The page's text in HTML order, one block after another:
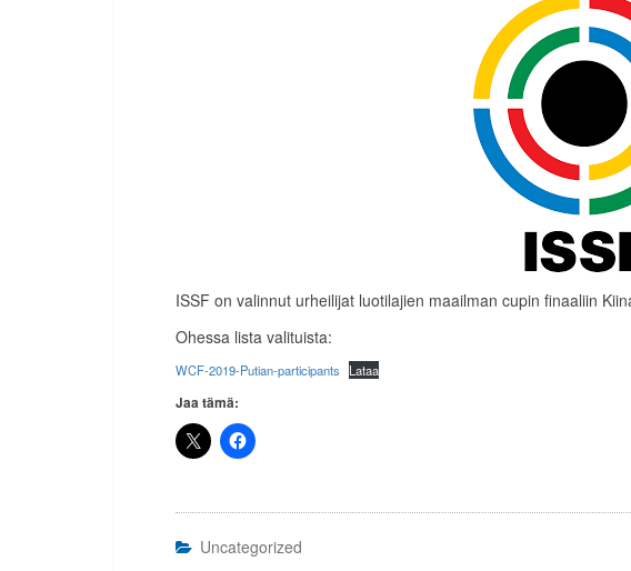
ISSF on valinnut urheilijat luotilajien maailman cupin finaaliin
Ohessa lista valituista:
WCF-2019-Putian-participants Lataa
Jaa tämä:
Uncategorized